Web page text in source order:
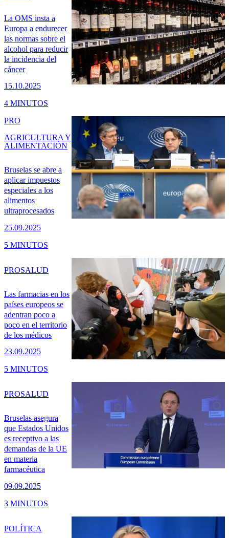
La OMS insta a
Europa a endurecer
las normas sobre el
alcohol para reducir
la incidencia del
cáncer
15.10.2025
4 MINUTOS
Bruselas se abre a
aplicar impuestos
especiales a los
alimentos
ultraprocesados
25.09.2025
PRO
AGRICULTURA Y
ALIMENTACIÓN
5 MINUTOS
Las farmacias en los
países europeos se
adentran poco a
poco en el territorio
de los médicos
23.09.2025
PROSALUD
5 MINUTOS
Bruselas asegura
que Estados Unidos
es receptivo a las
demandas de la UE
en materia
farmacéutica
09.09.2025
PROSALUD
3 MINUTOS
POLÍTICA